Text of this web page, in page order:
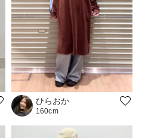
ひらおか
160cm